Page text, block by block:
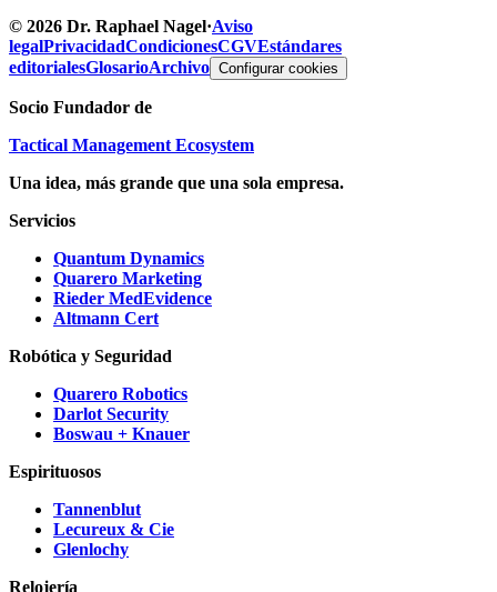
© 2026 Dr. Raphael Nagel·Aviso
legalPrivacidadCondicionesCGVEstándares
editorialesGlosarioArchivo Configurar cookies
Socio Fundador de
Tactical Management Ecosystem
Una idea, más grande que una sola empresa.
Servicios
Quantum Dynamics
Quarero Marketing
Rieder MedEvidence
Altmann Cert
Robótica y Seguridad
Quarero Robotics
Darlot Security
Boswau + Knauer
Espirituosos
Tannenblut
Lecureux & Cie
Glenlochy
Relojería